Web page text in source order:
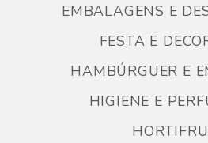
EMBALAGENS E
FESTA E
HAMBÚRGUER E
HIGIENE E